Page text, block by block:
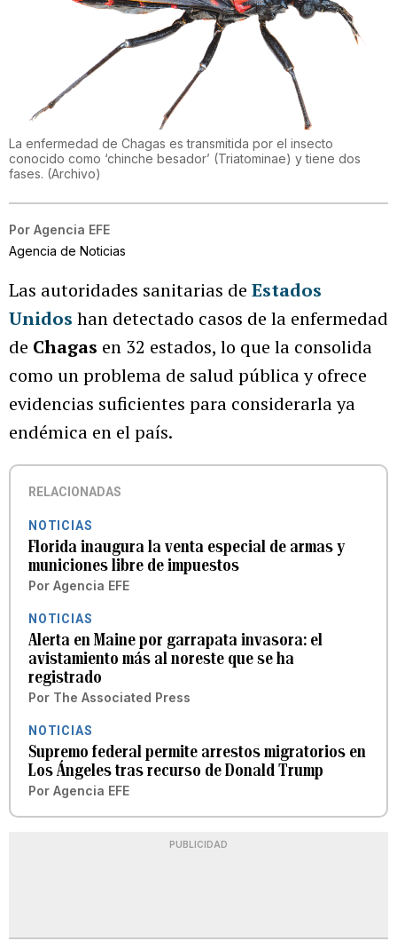
La enfermedad de Chagas es transmitida por el insecto
conocido como ‘chinche besador’ (Triatominae) y tiene dos
fases. (Archivo)
Por Agencia EFE
Agencia de Noticias
Las autoridades sanitarias de Estados
Unidos han detectado casos de la enfermedad
de Chagas en 32 estados, lo que la consolida
como un problema de salud pública y ofrece
evidencias suficientes para considerarla ya
endémica en el país.
RELACIONADAS
NOTICIAS
Florida inaugura la venta especial de armas y
municiones libre de impuestos
Por Agencia EFE
NOTICIAS
Alerta en Maine por garrapata invasora: el
avistamiento más al noreste que se ha
registrado
Por The Associated Press
NOTICIAS
Supremo federal permite arrestos migratorios en
Los Ángeles tras recurso de Donald Trump
Por Agencia EFE
PUBLICIDAD